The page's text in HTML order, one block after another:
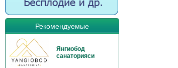
Рекомендуемые
Янгиобод
санаторияси